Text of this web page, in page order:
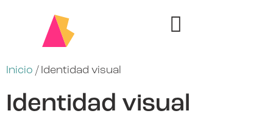
Inicio / Identidad visual
Identidad visual